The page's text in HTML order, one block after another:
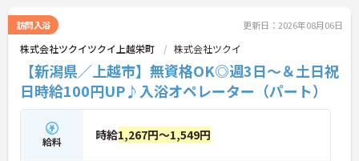
自由で自分らしく働ける風通しの良い社風です。過
去3年で400名以上の正社員登用実績（※2026年5月
時点）があり資格取得支援制度も完備しているため
パートから正社員を目指し着実にキャリアアップで
きるやりがいのある環境です。
★おすすめPOINT★
◆ヘルパー・オペレーター・看護職員の「3名1チー
ム」で行います。頼れる先輩スタッフと常に一緒に
ケアを行うため、介護業界が初めての方や無資格の
訪問入浴 更新日：2026年08月06日
株式会社ツクイツクイ上越栄町 株式会社ツクイ
【新潟県／上越市】無資格OK◎週3日～＆土日祝
日時給100円UP♪入浴オペレーター（パート）
給料 時給1,267円～1,549円